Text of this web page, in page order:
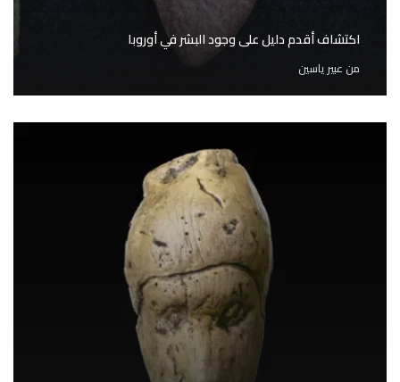
اكتشاف أقدم دليل على وجود البشر في أوروبا
من عبير ياسين